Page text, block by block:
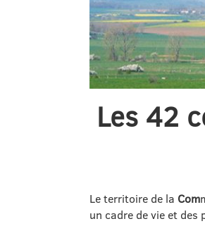
Les 42
Le territoire de la Com
un cadre de vie et